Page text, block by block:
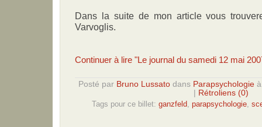
Dans la suite de mon article vous
Varvoglis.
Continuer à lire "Le journal du samedi 12 mai
Posté par Bruno Lussato dans Parapsychologie
Rétroliens (0)
Tags pour ce billet: ganzfeld parapsychologie